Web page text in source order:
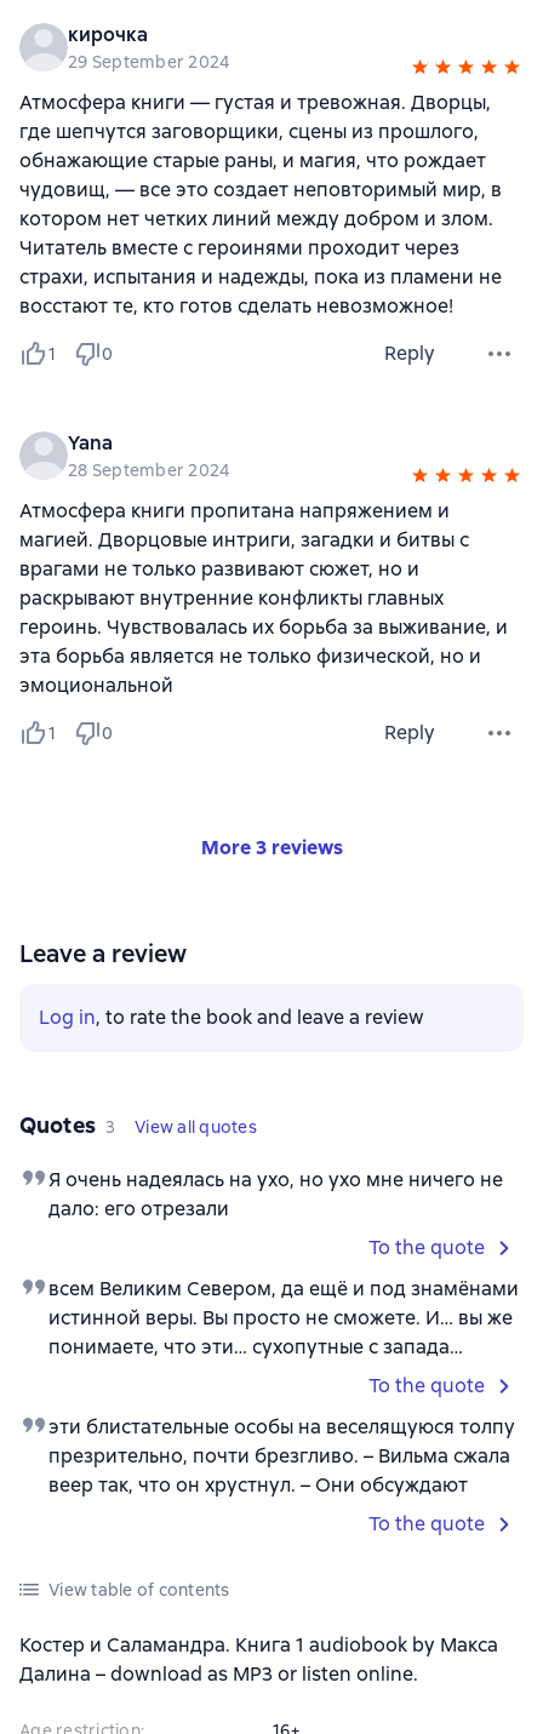
кирочка
29 September 2024
Атмосфера книги — густая и тревожная. Дворцы,
где шепчутся заговорщики, сцены из прошлого,
обнажающие старые раны, и магия, что рождает
чудовищ, — все это создает неповторимый мир, в
котором нет четких линий между добром и злом.
Читатель вместе с героинями проходит через
страхи, испытания и надежды, пока из пламени не
восстают те, кто готов сделать невозможное!
1 0 Reply
Yana
28 September 2024
Атмосфера книги пропитана напряжением и
магией. Дворцовые интриги, загадки и битвы с
врагами не только развивают сюжет, но и
раскрывают внутренние конфликты главных
героинь. Чувствовалась их борьба за выживание, и
эта борьба является не только физической, но и
эмоциональной
1 0 Reply
More 3 reviews
Leave a review
Log in, to rate the book and leave a review
Quotes 3 View all quotes
Я очень надеялась на ухо, но ухо мне ничего не
дало: его отрезали
To the quote
всем Великим Севером, да ещё и под знамёнами
истинной веры. Вы просто не сможете. И… вы же
понимаете, что эти… сухопутные с запада…
To the quote
эти блистательные особы на веселящуюся толпу
презрительно, почти брезгливо. – Вильма сжала
веер так, что он хрустнул. – Они обсуждают
To the quote
View table of contents
Костер и Саламандра. Книга 1 audiobook by Макса
Далина – download as MP3 or listen online.